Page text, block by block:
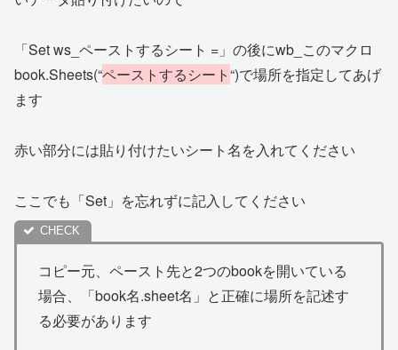
「Set ws_ペーストするシート =」の後にwb_このマクロ
book.Sheets(“ペーストするシート“)で場所を指定してあげ
ます
赤い部分には貼り付けたいシート名を入れてください
ここでも「Set」を忘れずに記入してください
コピー元、ペースト先と2つのbookを開いている
場合、「book名.sheet名」と正確に場所を記述す
る必要があります